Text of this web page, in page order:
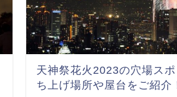
天神祭花火2023の穴場ス
ち上げ場所や屋台をご紹介